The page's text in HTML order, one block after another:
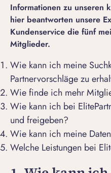
Informationen zu unseren
hier beantworten unsere
Kundenservice die fünf
Mitglieder.
Wie kann ich meine
Partnervorschläge zu
Wie finde ich mehr
Wie kann ich bei
und freigeben?
Wie kann ich meine
Welche Leistungen bei